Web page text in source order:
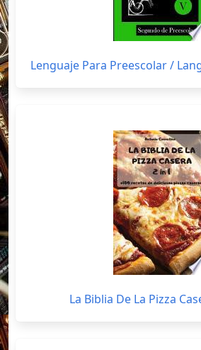
Lenguaje Para Preescolar /
La Biblia De La Pizza